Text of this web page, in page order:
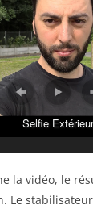
Selfie Extérieur
la vidéo, le
. Le